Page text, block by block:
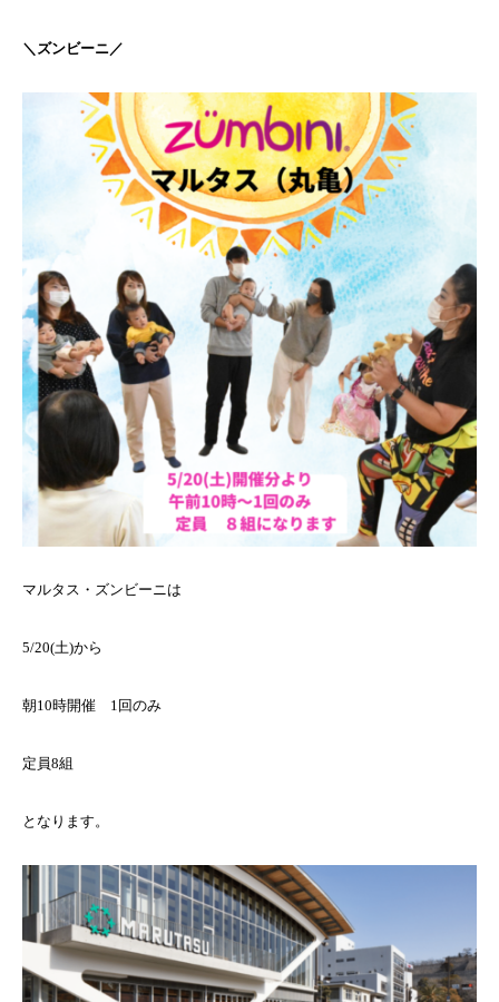
＼ズンビーニ／
マルタス・ズンビーニは
5/20(土)から
朝10時開催 1回のみ
定員8組
となります。